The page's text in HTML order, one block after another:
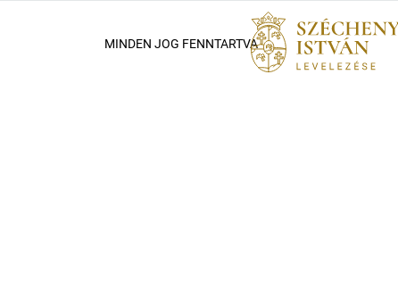
MINDEN JOG FENNTARTVA